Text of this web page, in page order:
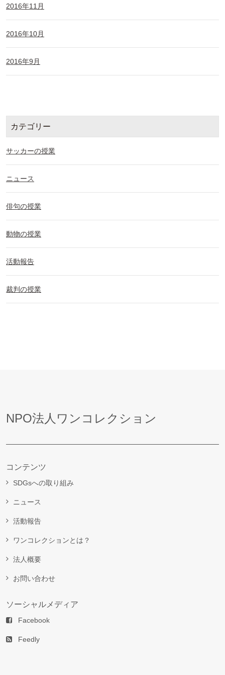
2016年11月
2016年10月
2016年9月
カテゴリー
サッカーの授業
ニュース
俳句の授業
動物の授業
活動報告
裁判の授業
NPO法人ワンコレクション
コンテンツ
SDGsへの取り組み
ニュース
活動報告
ワンコレクションとは？
法人概要
お問い合わせ
ソーシャルメディア
Facebook
Feedly